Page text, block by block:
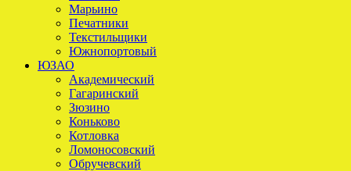
Марьино
Печатники
Текстильщики
Южнопортовый
ЮЗАО
Академический
Гагаринский
Зюзино
Коньково
Котловка
Ломоносовский
Обручевский